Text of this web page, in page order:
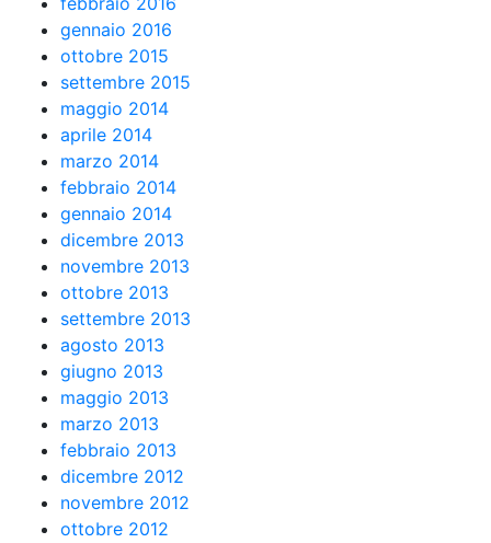
gennaio 2016
ottobre 2015
settembre 2015
maggio 2014
aprile 2014
marzo 2014
febbraio 2014
gennaio 2014
dicembre 2013
novembre 2013
ottobre 2013
settembre 2013
agosto 2013
giugno 2013
maggio 2013
marzo 2013
febbraio 2013
dicembre 2012
novembre 2012
ottobre 2012